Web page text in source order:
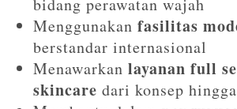
bidang perawatan wajah
Menggunakanfasilitas
berstandar internasional
Menawarkanlayanan full
skincare dari konsep